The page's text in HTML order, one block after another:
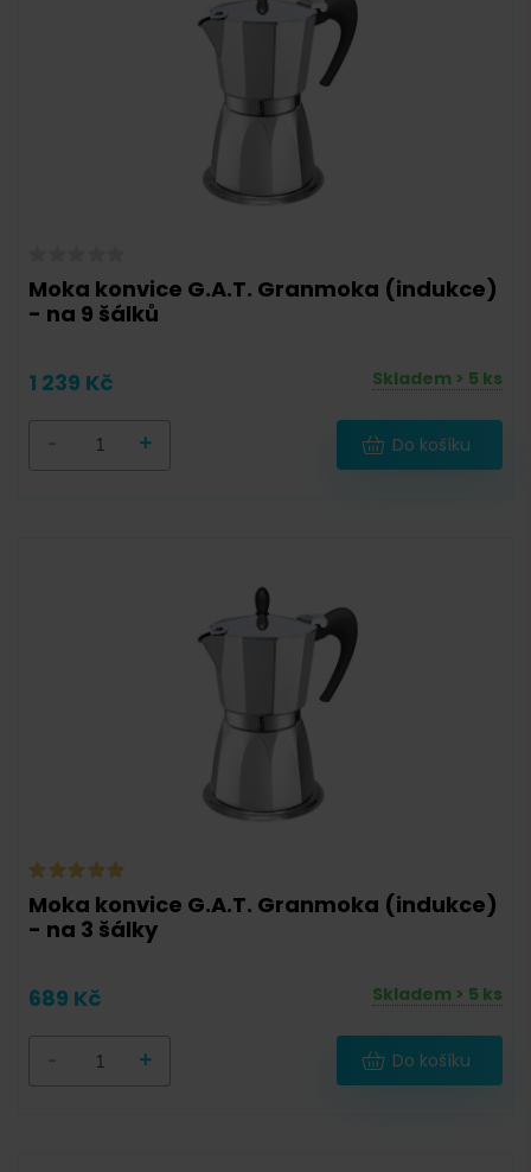
Moka konvice G.A.T. Granmoka (indukce)
- na 9 šálků
1 239 Kč Skladem > 5 ks
+ Do košíku
Moka konvice G.A.T. Granmoka (indukce)
- na 3 šálky
689 Kč Skladem > 5 ks
+ Do košíku